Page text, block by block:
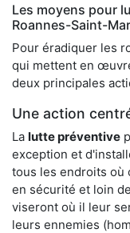
Les moyens pour
Roannes-Saint-
Pour éradiquer les
qui mettent en
deux principales
Une action
La lutte préventive
exception et
tous les endroits où
en sécurité et loin
viseront où il leur
leurs ennemies